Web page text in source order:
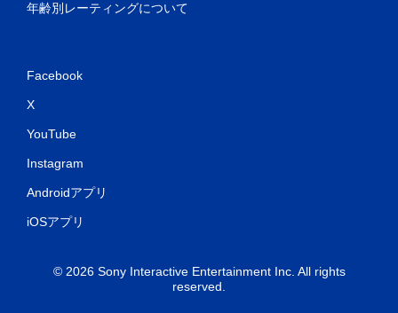
年齢別レーティングについて
Facebook
X
YouTube
Instagram
Androidアプリ
iOSアプリ
© 2026 Sony Interactive Entertainment Inc. All rights
reserved.